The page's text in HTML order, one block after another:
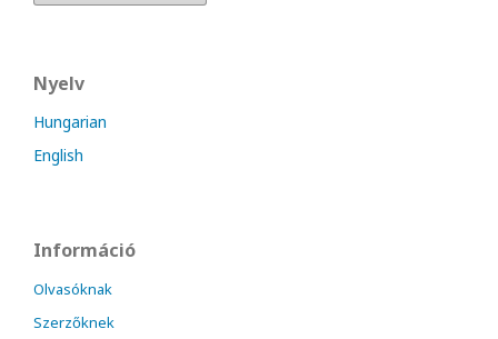
Nyelv
Hungarian
English
Információ
Olvasóknak
Szerzőknek